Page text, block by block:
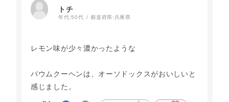
トチ
年代:50代 都道府県:兵庫県
レモン味が少々濃かったような
バウムクーヘンは、オーソドックスがおいしいと
感じました。